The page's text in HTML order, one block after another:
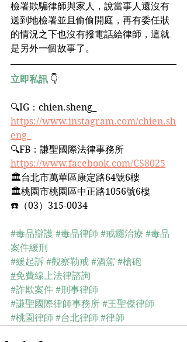
檢署欺騙律師與家人，說當事人還沒有
送到地檢署並且偷偷開庭，再有委任狀
的情況之下也沒有撥電話給律師，這就
是另外一個故事了。
立即私訊 👇
🔍IG：chien.sheng_﻿
https://www.instagram.com/chien.sh
eng_
🔍FB：謙聖國際法律事務所﻿
https://www.facebook.com/CS8025
🏛台北市萬華區康定路64號6樓﻿
🏛桃園市桃園區中正路1056號6樓﻿
☎️（03）315-0034﻿
#毒品辯護 #毒品律師 #戒癮治療 #毒品
案件緩刑
#緩起訴 #觀察勒戒 #酒駕 #槍砲
#免費線上法律諮詢
#詐欺案件 #刑事律師
#謙聖國際律師事務所 #王聖傑律師
#桃園律師 #台北律師 #律師